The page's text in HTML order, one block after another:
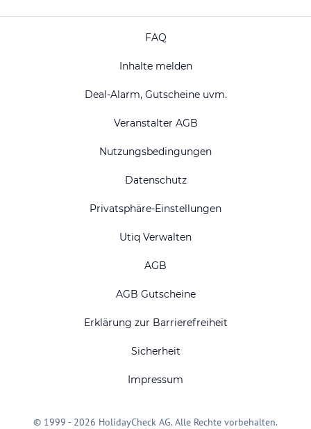
FAQ
Inhalte melden
Deal-Alarm, Gutscheine uvm.
Veranstalter AGB
Nutzungsbedingungen
Datenschutz
Privatsphäre-Einstellungen
Utiq Verwalten
AGB
AGB Gutscheine
Erklärung zur Barrierefreiheit
Sicherheit
Impressum
© 1999 - 2026 HolidayCheck AG. Alle Rechte vorbehalten.